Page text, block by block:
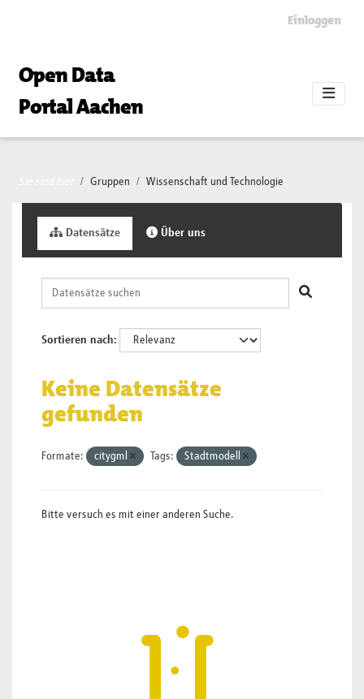
Einloggen
Open Data
Portal Aachen
Gruppen Wissenschaft und Technologie
Datensätze Über uns
Sortieren nach
Keine Datensätze
gefunden
Formate: citygml Tags: Stadtmodell
Bitte versuch es mit einer anderen Suche.